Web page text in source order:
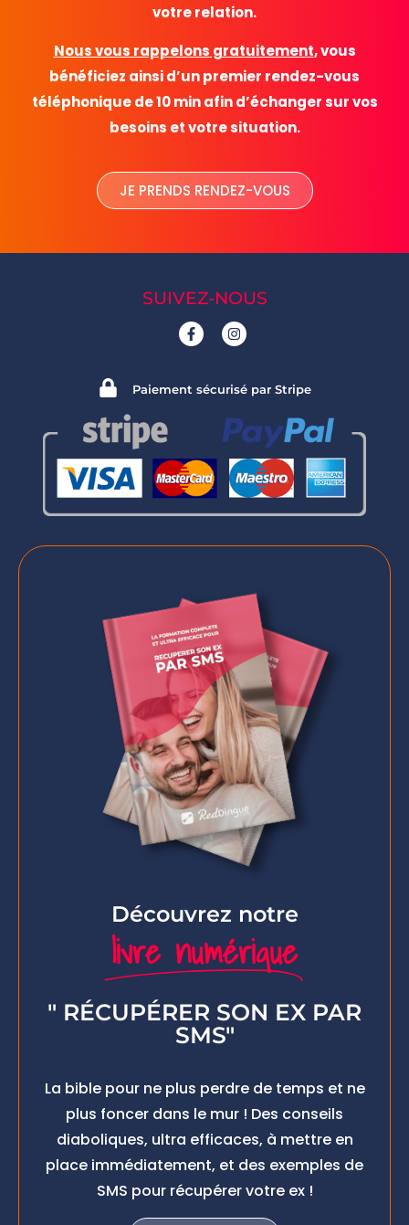
votre relation.
Nous vous rappelons gratuitement, vous
bénéficiez ainsi d’un premier rendez-vous
téléphonique de 10 min afin d’échanger sur vos
besoins et votre situation.
JE PRENDS RENDEZ-VOUS
SUIVEZ-NOUS
Paiement sécurisé par Stripe
Découvrez notre
livre numérique
" RÉCUPÉRER SON EX PAR
SMS"
La bible pour ne plus perdre de temps et ne
plus foncer dans le mur ! Des conseils
diaboliques, ultra efficaces, à mettre en
place immédiatement, et des exemples de
SMS pour récupérer votre ex !